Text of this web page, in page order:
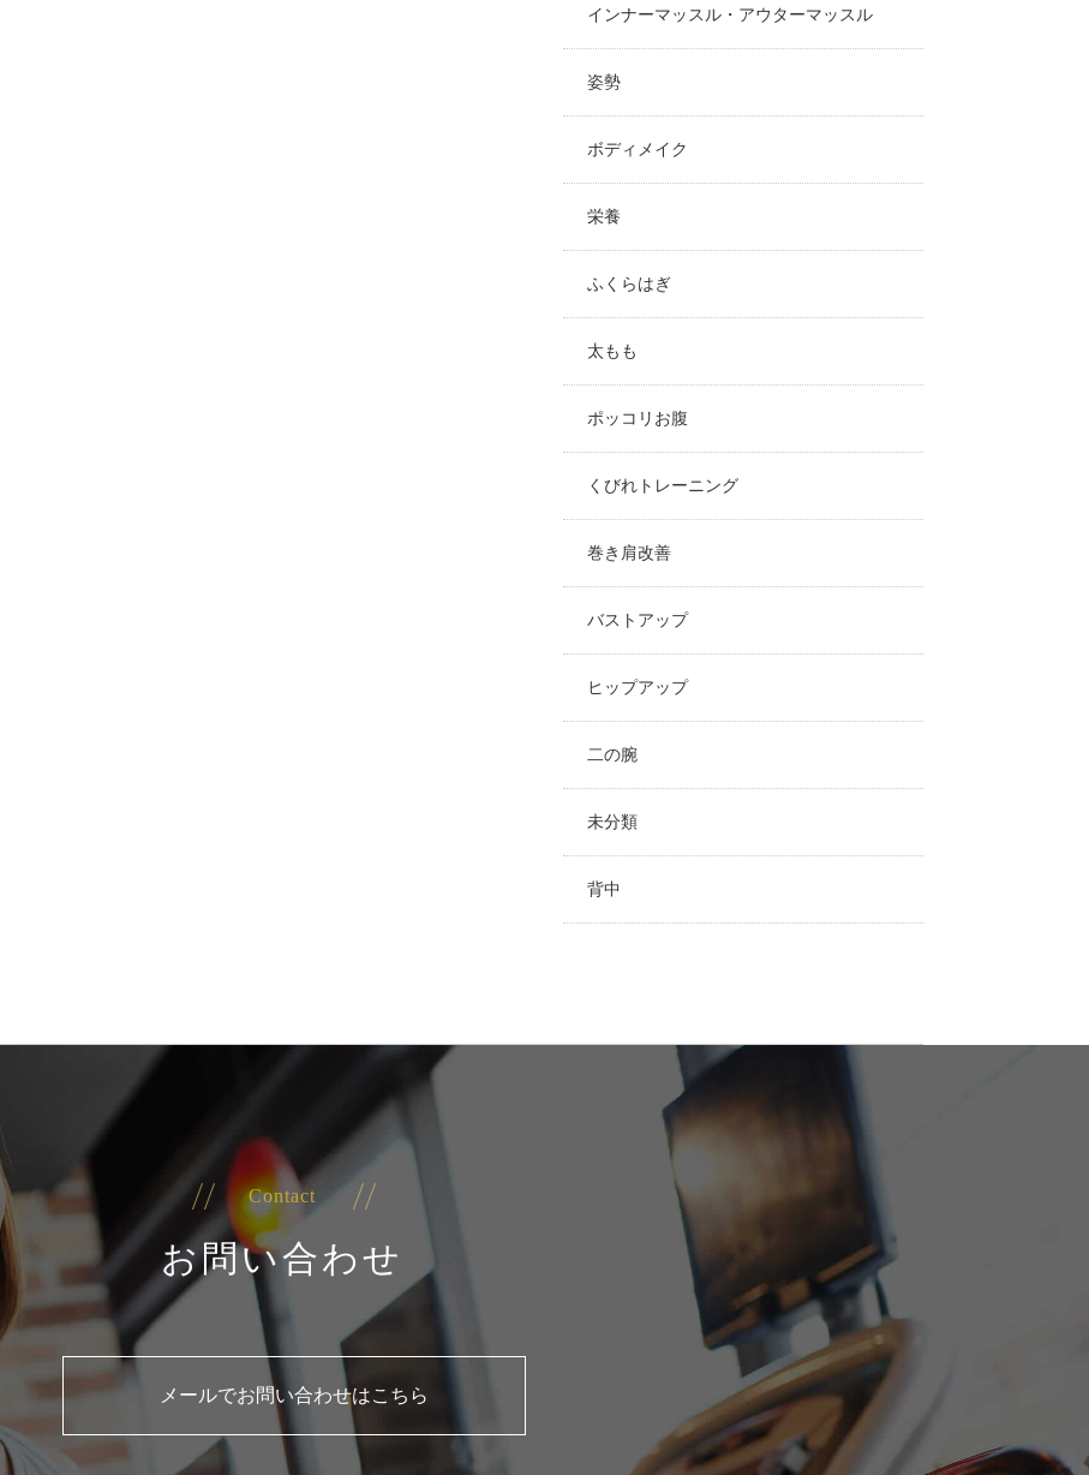
インナーマッスル・アウターマッスル
姿勢
ボディメイク
栄養
ふくらはぎ
太もも
ポッコリお腹
くびれトレーニング
巻き肩改善
バストアップ
ヒップアップ
二の腕
未分類
背中
Contact
お問い合わせ
メールでお問い合わせはこちら